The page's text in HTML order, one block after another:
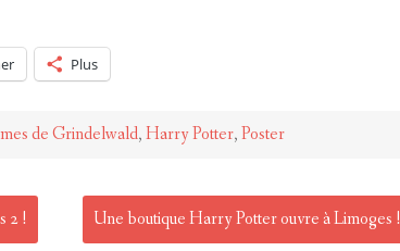
Plus
de Grindelwald,Harry Potter,Poster
2 ! Une boutique Harry Potter ouvre à Limoges !